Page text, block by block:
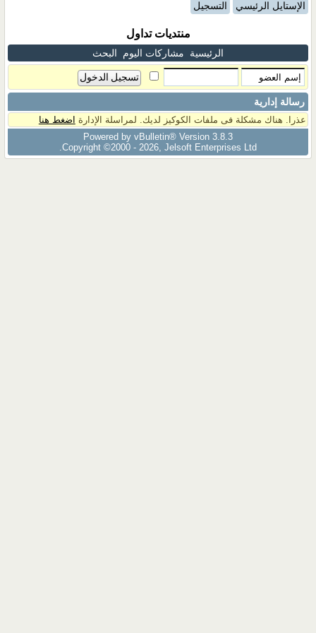
الإستايل الرئيسي التسجيل
منتديات تداول
الرئيسية مشاركات اليوم البحث
رسالة إدارية
عذرا. هناك مشكلة فى ملفات الكوكيز لديك. لمراسلة الإدارة اضغط هنا
Powered by vBulletin® Version 3.8.3
Copyright ©2000 - 2026, Jelsoft Enterprises Ltd.